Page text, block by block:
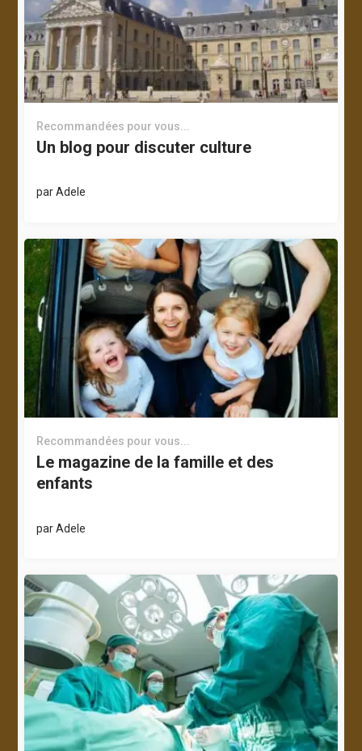
Recommandées pour vous...
Un blog pour discuter culture
parAdele
Recommandées pour vous...
Le magazine de la famille et des
enfants
parAdele